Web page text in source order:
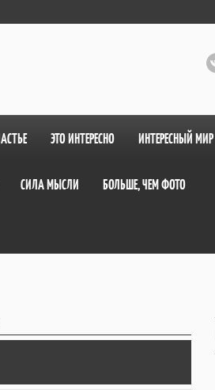
ЭТО ИНТЕРЕСНО ИНТЕРЕСНЫЙ МИР
СИЛА МЫСЛИ БОЛЬШЕ, ЧЕМ ФОТО